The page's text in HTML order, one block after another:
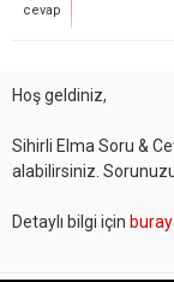
cevap
Hoş geldiniz,
Sihirli Elma Soru &
alabilirsiniz.
Detaylı bilgi için